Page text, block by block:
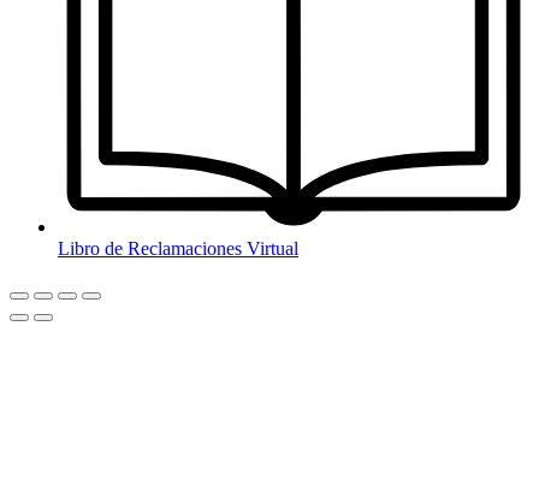
Libro de Reclamaciones Virtual